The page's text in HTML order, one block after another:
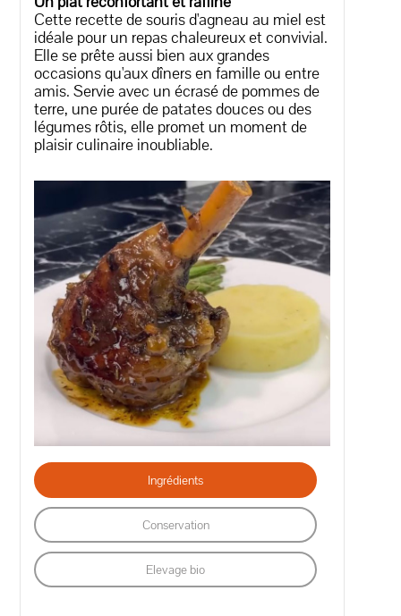
Cette recette de souris d'agneau au miel est
idéale pour un repas chaleureux et convivial.
Elle se prête aussi bien aux grandes
occasions qu'aux dîners en famille ou entre
amis. Servie avec un écrasé de pommes de
terre, une purée de patates douces ou des
légumes rôtis, elle promet un moment de
plaisir culinaire inoubliable.
Ingrédients
Conservation
Elevage bio